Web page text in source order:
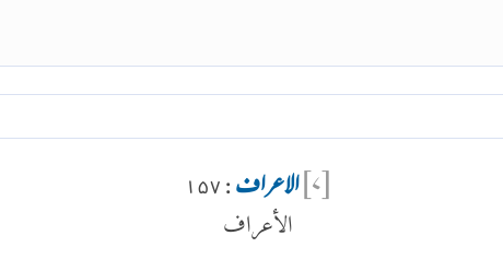
[۷]الاعراف : ۱۵۷
الأعراف